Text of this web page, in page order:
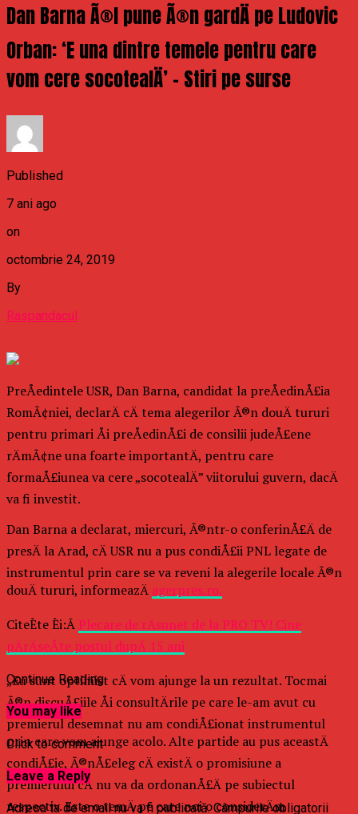
Dan Barna Ã®l pune Ã®n gardÄ pe Ludovic
Orban: ‘E una dintre temele pentru care
vom cere socotealÄ’ – Stiri pe surse
Published
7 ani ago
on
octombrie 24, 2019
By
Raspandacul
PreÅedintele USR, Dan Barna, candidat la preÅedinÅ£ia
RomÃ¢niei, declarÄ cÄ tema alegerilor Ã®n douÄ tururi
pentru primari Åi preÅedinÅ£i de consilii judeÅ£ene
rÄmÃ¢ne una foarte importantÄ, pentru care
formaÅ£iunea va cere „socotealÄ” viitorului guvern, dacÄ
va fi investit.
Dan Barna a declarat, miercuri, Ã®ntr-o conferinÅ£Ä de
presÄ la Arad, cÄ USR nu a pus condiÅ£ii PNL legate de
instrumentul prin care se va reveni la alegerile locale Ã®n
douÄ tururi, informeazÄ agerpres.ro.
CiteÈte Èi:Â Plecare de rÄsunet de la PRO TV! Cine
pÄrÄseÅte postul dupÄ 15 ani
„Eu sunt optimist cÄ vom ajunge la un rezultat. Tocmai
Ã®n discuÅ£iile Åi consultÄrile pe care le-am avut cu
premierul desemnat nu am condiÅ£ionat instrumentul
prin care vom ajunge acolo. Alte partide au pus aceastÄ
condiÅ£ie, Ã®nÅ£eleg cÄ existÄ o promisiune a
premierului cÄ nu va da ordonanÅ£Ä pe subiectul
respectiv. Este o temÄ pe care noi o considerÄm
Continue Reading
You may like
Click to comment
Leave a Reply
Adresa ta de email nu va fi publicată. Câmpurile obligatorii